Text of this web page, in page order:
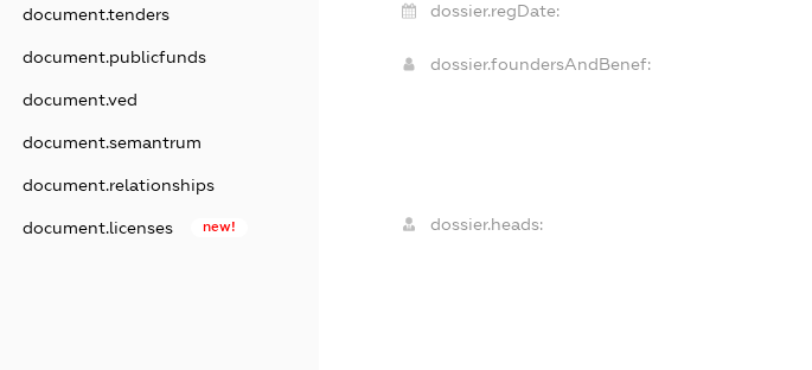
document.tenders
document.publicfunds
document.ved
document.semantrum
document.relationships
document.licenses new!
dossier.regDate:
dossier.foundersAndBenef:
dossier.heads: